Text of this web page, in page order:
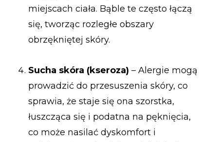
miejscach ciała. Bąble te często łączą
się, tworząc rozległe obszary
obrzękniętej skóry.
Sucha skóra (kseroza) – Alergie mogą
prowadzić do przesuszenia skóry, co
sprawia, że staje się ona szorstka,
łuszcząca się i podatna na pęknięcia,
co może nasilać dyskomfort i